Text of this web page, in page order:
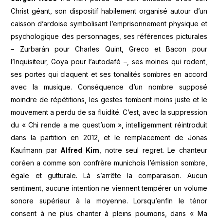
Christ géant, son dispositif habilement organisé autour d’un
caisson d’ardoise symbolisant l’emprisonnement physique et
psychologique des personnages, ses références picturales
– Zurbarán pour Charles Quint, Greco et Bacon pour
l’Inquisiteur, Goya pour l’autodafé –, ses moines qui rodent,
ses portes qui claquent et ses tonalités sombres en accord
avec la musique. Conséquence d’un nombre supposé
moindre de répétitions, les gestes tombent moins juste et le
mouvement a perdu de sa fluidité. C’est, avec la suppression
du « Chi rende a me quest’uom », intelligemment réintroduit
dans la partition en 2012, et le remplacement de Jonas
Kaufmann par Alfred Kim, notre seul regret. Le chanteur
coréen a comme son confrère munichois l’émission sombre,
égale et gutturale. Là s’arrête la comparaison. Aucun
sentiment, aucune intention ne viennent tempérer un volume
sonore supérieur à la moyenne. Lorsqu’enfin le ténor
consent à ne plus chanter à pleins poumons, dans « Ma